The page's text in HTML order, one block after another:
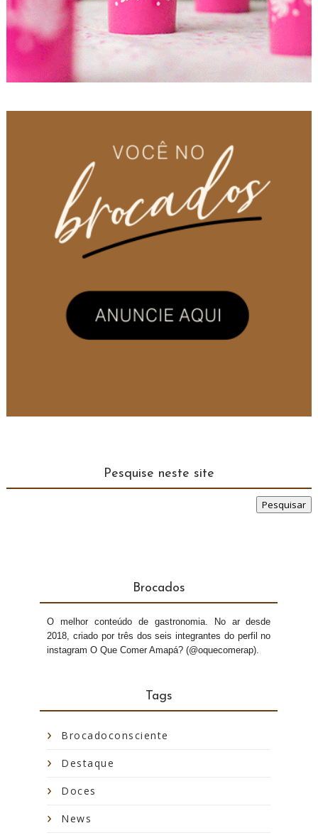
Pesquise neste site
Brocados
O melhor conteúdo de gastronomia. No ar desde
2018, criado por três dos seis integrantes do perfil no
instagram O Que Comer Amapá? (@oquecomerap).
Tags
Brocadoconsciente
Destaque
Doces
News